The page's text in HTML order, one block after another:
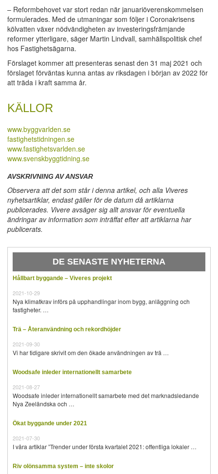
– Reformbehovet var stort redan när januariöverenskommelsen
formulerades. Med de utmaningar som följer i Coronakrisens
kölvatten växer nödvändigheten av investeringsfrämjande
reformer ytterligare, säger Martin Lindvall, samhällspolitisk chef
hos Fastighetsägarna.
Förslaget kommer att presenteras senast den 31 maj 2021 och
förslaget förväntas kunna antas av riksdagen i början av 2022 för
att träda i kraft samma år.
KÄLLOR
www.byggvarlden.se
fastighetstidningen.se
www.fastighetsvarlden.se
www.svenskbyggtidning.se
AVSKRIVNING AV ANSVAR
Observera att det som står i denna artikel, och alla Viveres
nyhetsartiklar, endast gäller för de datum då artiklarna
publicerades. Vivere avsäger sig allt ansvar för eventuella
ändringar av information som inträffat efter att artiklarna har
publicerats.
DE SENASTE NYHETERNA
Hållbart byggande – Viveres projekt
2021-10-29
Nya klimatkrav införs på upphandlingar inom bygg, anläggning och
fastigheter. …
Trä – Återanvändning och rekordhöjder
2021-09-30
Vi har tidigare skrivit om den ökade användningen av trä …
Woodsafe inleder internationellt samarbete
2021-08-27
Woodsafe inleder internationellt samarbete med det marknadsledande
Nya Zeeländska och …
Ökat byggande under 2021
2021-07-30
I våra artiklar ”Trender under första kvartalet 2021: offentliga lokaler …
Riv olönsamma system – inte skolor